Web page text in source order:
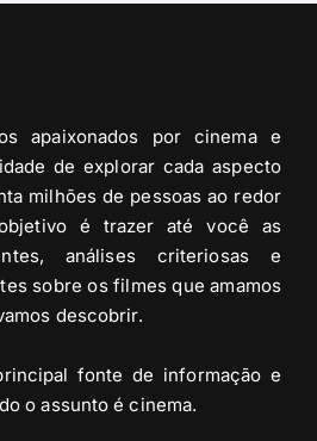
apaixonados por cinema e
de explorar cada aspecto
milhões de pessoas ao redor
é trazer até você as
análises criteriosas e
sobre os filmes que amamos
descobrir.
fonte de informação e
o assunto é cinema.